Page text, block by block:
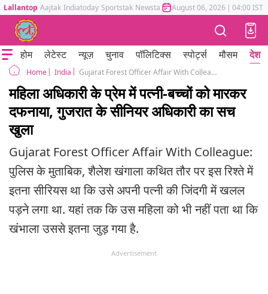
Lallantop Aajtak Indiatoday Sportstak Newstak Mumbai Tak Astrotak
August 06, 2026 | 04:00 IST
होम लेटेस्ट न्यूज़ चुनाव पॉलिटिक्स स्पोर्ट्स मौसम देश
Home India Gujarat Forest Officer Affair With Colleague Who Killed Wife And Children
महिला अधिकारी के प्रेम में पत्नी-बच्चों को मारकर
दफनाया, गुजरात के सीनियर अधिकारी का सच
खुला
Gujarat Forest Officer Affair With Colleague:
पुलिस के मुताबिक, शैलेश खंगाला कथित तौर पर इस रिश्ते में
इतना सीरियस था कि उसे अपनी पत्नी की जिंदगी में खलल
पड़ने लगा था. यहां तक कि उस महिला को भी नहीं पता था कि
खंभाला उससे इतना जुड़ गया है.
Advertisement